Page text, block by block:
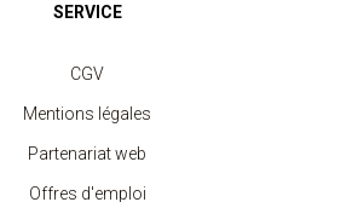
SERVICE
CGV
Mentions légales
Partenariat web
Offres d'emploi